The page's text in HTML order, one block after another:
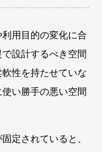
用目的の変化に合
設計するべき空間
性を持たせていな
い勝手の悪い空間
定されていると、